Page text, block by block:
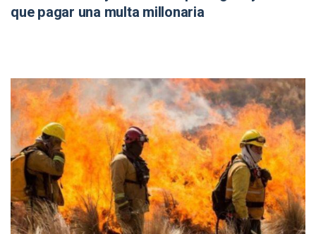
que pagar una multa millonaria